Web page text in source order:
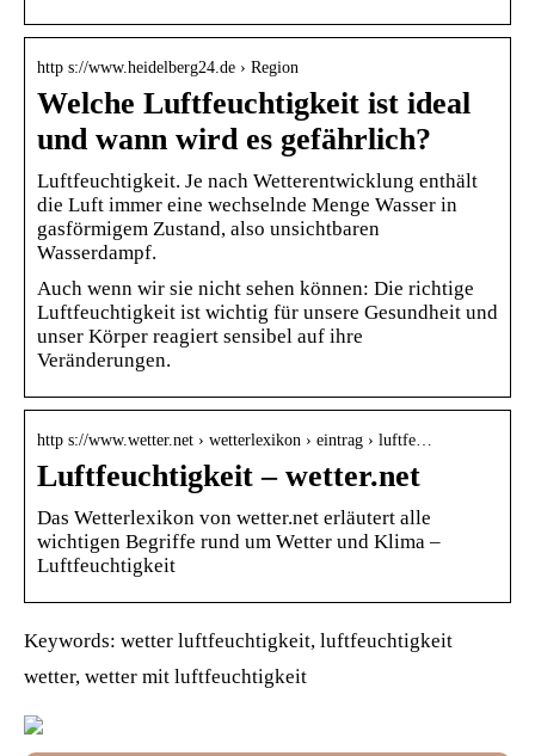
http s://www.heidelberg24.de › Region
Welche Luftfeuchtigkeit ist ideal
und wann wird es gefährlich?
Luftfeuchtigkeit. Je nach Wetterentwicklung enthält
die Luft immer eine wechselnde Menge Wasser in
gasförmigem Zustand, also unsichtbaren
Wasserdampf.
Auch wenn wir sie nicht sehen können: Die richtige
Luftfeuchtigkeit ist wichtig für unsere Gesundheit und
unser Körper reagiert sensibel auf ihre
Veränderungen.
http s://www.wetter.net › wetterlexikon › eintrag › luftfe…
Luftfeuchtigkeit – wetter.net
Das Wetterlexikon von wetter.net erläutert alle
wichtigen Begriffe rund um Wetter und Klima –
Luftfeuchtigkeit
Keywords: wetter luftfeuchtigkeit, luftfeuchtigkeit
wetter, wetter mit luftfeuchtigkeit